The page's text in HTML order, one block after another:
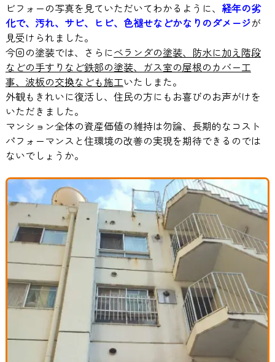
ビフォーの写真を見ていただいてわかるように、 経年の劣
化で、汚れ、サビ、ヒビ、色褪せなどかなりのダメージが
見受けられました。
今回の塗装では、さらにベランダの塗装、防水に加え階段
などの手すりなど鉄部の塗装、ガス室の屋根のカバー工
事、波板の交換なども施工いたしまた。
外観もきれいに復活し、住民の方にもお喜びのお声がけを
いただきました。
マンション全体の資産価値の維持は勿論、長期的なコスト
パフォーマンスと住環境の改善の実現を期待できるのでは
ないでしょうか。